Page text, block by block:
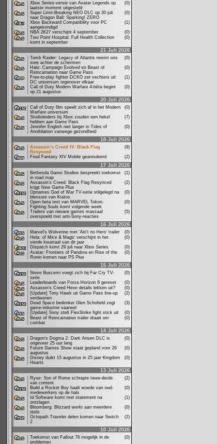
Xbox Series-versie van Avatar Legends op
laatste moment uitgesteld
(0)
Super Limit-Breaking NEO DLC op 30 juli
naar Dragon Ball: Sparking! ZERO
(0)
Xbox Backward Compatibility voor PC
aangekondigd
(1)
NBA 2K27 verschijnt 4 september
(0)
Two Point Hospital: Full Health Collection
komt in september
(0)
21 Juli 2026
Tomb Raider: Legacy of Atlantis neemt ons
mee achter de schermen
(0)
Halo: Campaign Evolved en Beast of
Reincarnation naar Game Pass
(0)
Free-to-play fighter DCKO zet vechters uit
DC universum tegenover elkaar
(1)
Call of Duty Modern Warfare 4-bèta begint
op 21 augustus
(0)
20 Juli 2026
Call of Duty film speelt zich af in het Modern
Warfare universum
(0)
Studioleiders bij Xbox zouden een hekel
hebben aan Game Pass
(7)
Jennifer English niet langer in Tides of
Annihilation vanwege gezondheid
(0)
18 Juli 2026
Assassin’s Creed IV: Black Flag
Resynced
(9)
Final Fantasy XIV Mobile geannuleerd
(2)
17 Juli 2026
Bethesda Game Studios bespreekt toekomst
in road map
(1)
Assassin's Creed: Black Flag Resynced
krijgt New Game Plus
(2)
Opnames God of War TV-serie stilgelegd na
blessure van Kratos
(0)
Open beta test van MARVEL Tokon:
Fighting Souls komt volgende week
(0)
Trailers van nieuwe games massaal
overspoeld met anti-Sony-reacties
(5)
16 Juli 2026
Marvel's Wolverine met 'Ain't no Hero' trailer
(0)
Hela: of Mice & Magic verschijnt in het
vierde kwartaal van dit jaar
(0)
Dispatch komt 29 juli naar Xbox Series
(0)
Avatar: Frontiers of Pandora en Rise of the
Ronin komen naar PS Plus
(0)
15 Juli 2026
Steve Buscemi voegt zich bij Far Cry TV-
serie
(0)
Leaderboards van Forza Horizon 6 gereset
(0)
Assassin's Creed Hexe details lekken uit?
(0)
[Update] Tony Hawk uit Game Pass line-up
verdwenen
(2)
Dead Space bedenker Glen Schofield zegt
game-industrie vaarwel
(3)
[Update] Sony stelt FlexStrike fight stick uit
(0)
Beast of Reincarnation trailer draait om
combat
(0)
14 Juli 2026
Dragon's Dogma 2: Dark Arisen DLC is
ongeveer 25 uur lang
(0)
Future Games Show staat gepland voor 26
augustus
(0)
Disney duikt 15 augustus in 25 jaar Kingdom
Hearts
(0)
13 Juli 2026
Ryse: Son of Rome schrapte twee-derde
van content
(2)
Build a Rocket Boy haalt woede van oud-
medewerkers op de hals
(0)
Id Software komt met statement na
ontslagen
(1)
Bloomberg: Blizzard werkt aan meerdere
titels
(0)
Octopath Traveler delen komen naar Switch
2
(2)
10 Juli 2026
Toekomst van Fallout 76 mogelijk in de
problemen
(0)